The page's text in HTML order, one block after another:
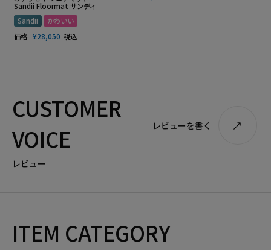
Sandii Floormat サンディ
Sandii
かわいい
価格 ¥28,050 税込
CUSTOMER
VOICE
レビュー
レビューを書く
ITEM CATEGORY